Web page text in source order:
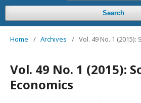
Search
Home / Archives / Vol. 49 No. 1 (2015):
Vol. 49 No. 1 (2015):
Economics